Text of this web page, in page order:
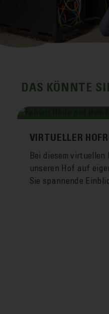
DAS KÖNNTE
VIRTUELLER
Bei diesem virtuellen
unseren Hof auf
Sie spannende